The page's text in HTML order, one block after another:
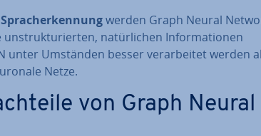
werden Graph Neural
un­struk­tu­rier­ten, na­tür­li­chen In­for­ma­tio­nen
unter Umständen besser ver­ar­bei­tet werden
Netze.
von Graph Neural